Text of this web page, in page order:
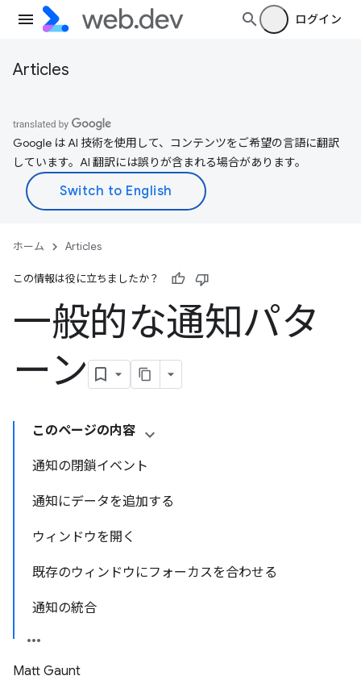
ログイン
Articles
Google は AI 技術を使用して、コンテンツをご希望の言語に翻訳
しています。AI 翻訳には誤りが含まれる場合があります。
ホーム Articles
この情報は役に立ちましたか？
一般的な通知パタ
ーン
このページの内容
通知の閉鎖イベント
通知にデータを追加する
ウィンドウを開く
既存のウィンドウにフォーカスを合わせる
通知の統合
Matt Gaunt